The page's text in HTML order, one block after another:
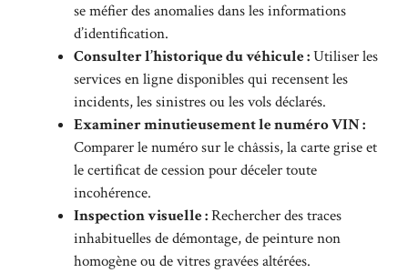
se méfier des anomalies dans les informations
d’identification.
Consulter l’historique du véhicule :Utiliser les
services en ligne disponibles qui recensent les
incidents, les sinistres ou les vols déclarés.
Examiner minutieusement le numéro VIN :
Comparer le numéro sur le châssis, la carte grise et
le certificat de cession pour déceler toute
incohérence.
Inspection visuelle :Rechercher des traces
inhabituelles de démontage, de peinture non
homogène ou de vitres gravées altérées.